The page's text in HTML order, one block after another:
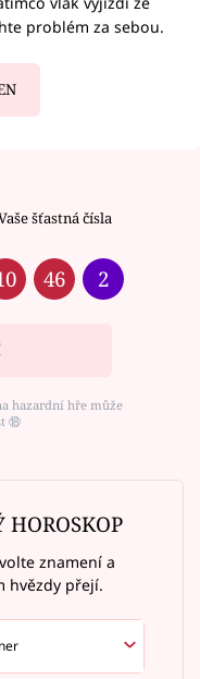
problém za sebou.
šťastná čísla
46 2
hazardní hře může
⑱
HOROSKOP
znamení a
hvězdy přejí.